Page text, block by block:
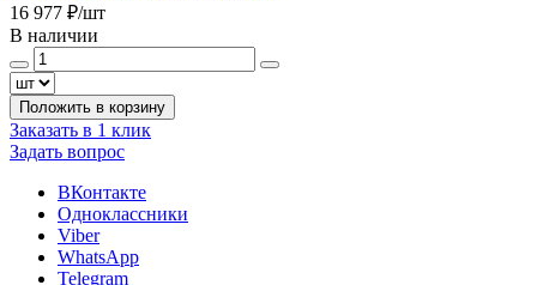
16 977 ₽/шт
В наличии
Положить в корзину
Заказать в 1 клик
Задать вопрос
ВКонтакте
Одноклассники
Viber
WhatsApp
Telegram